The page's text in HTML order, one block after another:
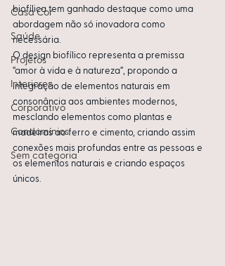
Casa Cor
Saúde
Projetos
Interiores
Corporativo
Condomínios
Sem categoria
biofílica tem ganhado destaque como uma
abordagem não só inovadora como
necessária.
O design biofílico representa a premissa
“amor à vida e à natureza”, propondo a
integração de elementos naturais em
consonância aos ambientes modernos,
mesclando elementos como plantas e
madeiras ao ferro e cimento, criando assim
conexões mais profundas entre as pessoas e
os elementos naturais e criando espaços
únicos.